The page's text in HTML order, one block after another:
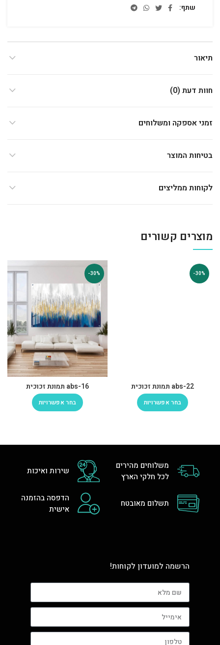
שתף
תיאור
חוות דעת (0)
זמני אספקה ומשלוחים
בטיחות המוצר
לקוחות ממליצים
מוצרים קשורים
-30%
abs-22 תמונת זכוכית
בחר אפשרויות
-30%
abs-16 תמונת זכוכית
בחר אפשרויות
משלוחים מהירים
לכל חלקי הארץ
שירות ואיכות
תשלום מאובטח
הדפסה בהזמנה
אישית
הרשמה למועדון לקוחות!